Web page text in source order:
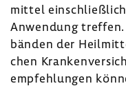
mittel
Anwen­dung
bänden der
chen
emp­feh­lungen